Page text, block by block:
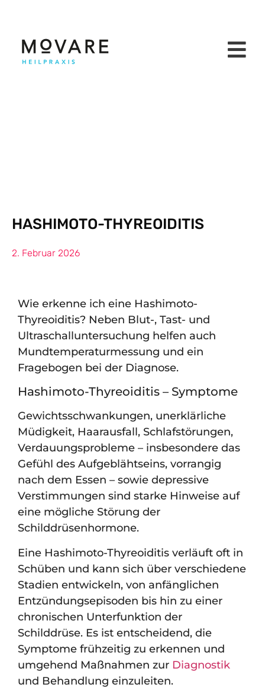
HASHIMOTO-THYREOIDITIS
2. Februar 2026
Wie erkenne ich eine Hashimoto-
Thyreoiditis? Neben Blut-, Tast- und
Ultraschalluntersuchung helfen auch
Mundtemperaturmessung und ein
Fragebogen bei der Diagnose.
Hashimoto-Thyreoiditis – Symptome
Gewichtsschwankungen, unerklärliche
Müdigkeit, Haarausfall, Schlafstörungen,
Verdauungsprobleme – insbesondere das
Gefühl des Aufgeblähtseins, vorrangig
nach dem Essen – sowie depressive
Verstimmungen sind starke Hinweise auf
eine mögliche Störung der
Schilddrüsenhormone.
Eine Hashimoto-Thyreoiditis verläuft oft in
Schüben und kann sich über verschiedene
Stadien entwickeln, von anfänglichen
Entzündungsepisoden bis hin zu einer
chronischen Unterfunktion der
Schilddrüse. Es ist entscheidend, die
Symptome frühzeitig zu erkennen und
umgehend Maßnahmen zur Diagnostik
und Behandlung einzuleiten.